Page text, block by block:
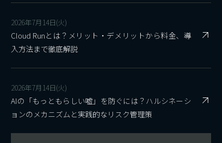
2026年7月14日(火)
Cloud Runとは？メリット・デメリットから料金、導
入方法まで徹底解説
2026年7月14日(火)
AIの「もっともらしい嘘」を防ぐには？ハルシネーシ
ョンのメカニズムと実践的なリスク管理策